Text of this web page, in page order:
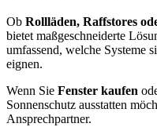
Ob Rollläden, Raffstores
bietet maßgeschneiderte
umfassend, welche Systeme
eignen.
Wenn Sie Fenster kaufen
Sonnenschutz ausstatten
Ansprechpartner.